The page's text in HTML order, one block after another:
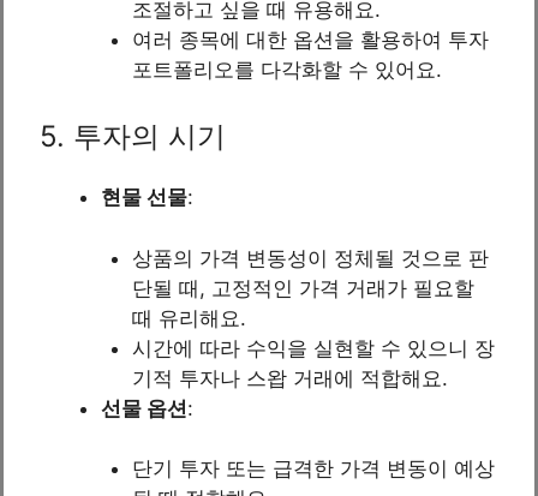
조절하고 싶을 때 유용해요.
여러 종목에 대한 옵션을 활용하여 투자
포트폴리오를 다각화할 수 있어요.
5. 투자의 시기
현물 선물:
상품의 가격 변동성이 정체될 것으로 판
단될 때, 고정적인 가격 거래가 필요할
때 유리해요.
시간에 따라 수익을 실현할 수 있으니 장
기적 투자나 스왑 거래에 적합해요.
선물 옵션:
단기 투자 또는 급격한 가격 변동이 예상